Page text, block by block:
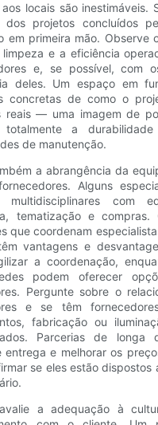
locais são inestimáveis.
projetos concluídos
em primeira mão. Observe
e a eficiência
e, se possível, com
deles. Um espaço em
concretas de como o
reais — uma imagem de
totalmente a
de manutenção.
a abrangência da
Alguns
multidisciplinares com
tematização e compras.
que coordenam
vantagens e
a coordenação,
podem oferecer
Pergunte sobre o
e se têm
fabricação ou
Parcerias de longa
entrega e melhorar os
se eles estão dispostos
a adequação à